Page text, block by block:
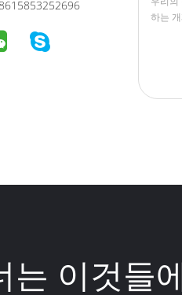
는 이것들